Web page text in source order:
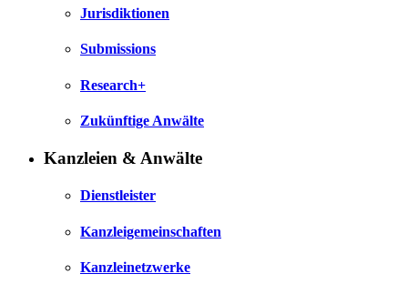
Jurisdiktionen
Submissions
Research+
Zukünftige Anwälte
Kanzleien & Anwälte
Dienstleister
Kanzleigemeinschaften
Kanzleinetzwerke